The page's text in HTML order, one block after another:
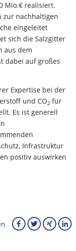
Mio.€ realisiert.
zur nachhaltigen
eingeleitet
sich die Salzgitter
aus dem
dabei auf großes
Expertise bei der
und CO2 für
Es ist generell
Infrastruktur
positiv auswirken